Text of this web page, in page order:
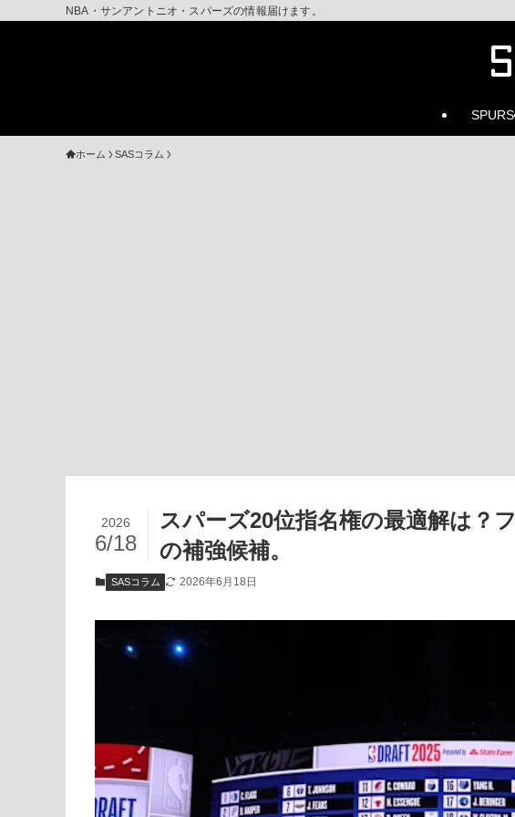
NBA・サンアントニオ・スパーズの情報届けます。
SPURS
ホーム SASコラム
スパーズ20位指名権の最適解は？
の補強候補。
2026
6/18
SASコラム 2026年6月18日